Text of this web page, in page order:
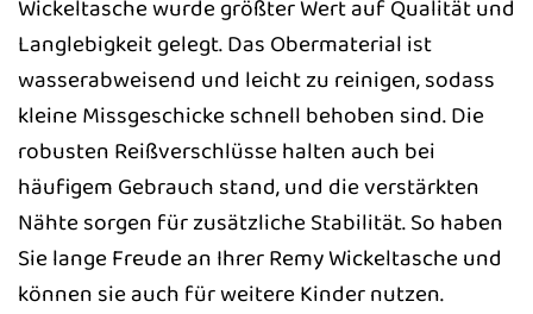
Wickeltasche wurde größter Wert auf Qualität und
Langlebigkeit gelegt. Das Obermaterial ist
wasserabweisend und leicht zu reinigen, sodass
kleine Missgeschicke schnell behoben sind. Die
robusten Reißverschlüsse halten auch bei
häufigem Gebrauch stand, und die verstärkten
Nähte sorgen für zusätzliche Stabilität. So haben
Sie lange Freude an Ihrer Remy Wickeltasche und
können sie auch für weitere Kinder nutzen.